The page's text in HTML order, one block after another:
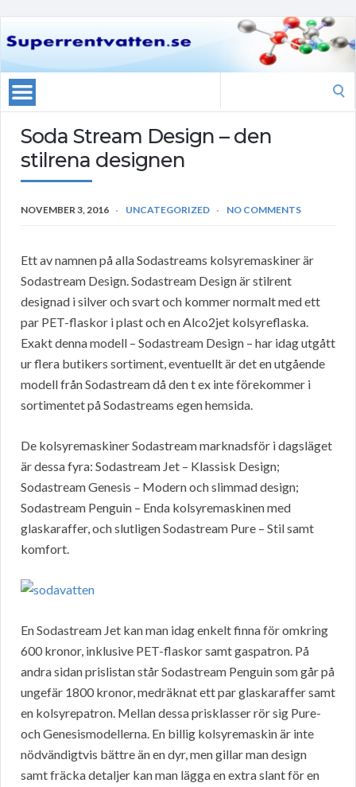
Soda Stream Design – den
stilrena designen
NOVEMBER 3, 2016 UNCATEGORIZED NO COMMENTS
Ett av namnen på alla Sodastreams kolsyremaskiner är
Sodastream Design. Sodastream Design är stilrent
designad i silver och svart och kommer normalt med ett
par PET-flaskor i plast och en Alco2jet kolsyreflaska.
Exakt denna modell – Sodastream Design – har idag utgått
ur flera butikers sortiment, eventuellt är det en utgående
modell från Sodastream då den t ex inte förekommer i
sortimentet på Sodastreams egen hemsida.
De kolsyremaskiner Sodastream marknadsför i dagsläget
är dessa fyra: Sodastream Jet – Klassisk Design;
Sodastream Genesis – Modern och slimmad design;
Sodastream Penguin – Enda kolsyremaskinen med
glaskaraffer, och slutligen Sodastream Pure – Stil samt
komfort.
En Sodastream Jet kan man idag enkelt finna för omkring
600 kronor, inklusive PET-flaskor samt gaspatron. På
andra sidan prislistan står Sodastream Penguin som går på
ungefär 1800 kronor, medräknat ett par glaskaraffer samt
en kolsyrepatron. Mellan dessa prisklasser rör sig Pure-
och Genesismodellerna. En billig kolsyremaskin är inte
nödvändigtvis bättre än en dyr, men gillar man design
samt fräcka detaljer kan man lägga en extra slant för en